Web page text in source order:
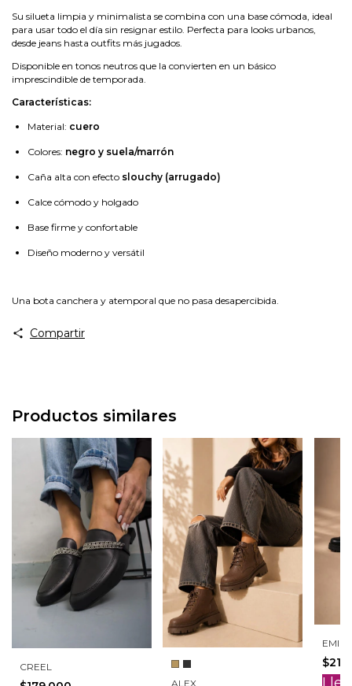
Su silueta limpia y minimalista se combina con una base cómoda, ideal
para usar todo el día sin resignar estilo. Perfecta para looks urbanos,
desde jeans hasta outfits más jugados.
Disponible en tonos neutros que la convierten en un básico
imprescindible de temporada.
Características:
Material: cuero
Colores: negro y suela/marrón
Caña alta con efecto slouchy (arrugado)
Calce cómodo y holgado
Base firme y confortable
Diseño moderno y versátil
Una bota canchera y atemporal que no pasa desapercibida.
Compartir
Productos similares
CREEL
ALEX